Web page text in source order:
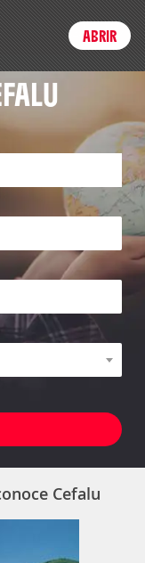
Login
Cefalu
ABRIR